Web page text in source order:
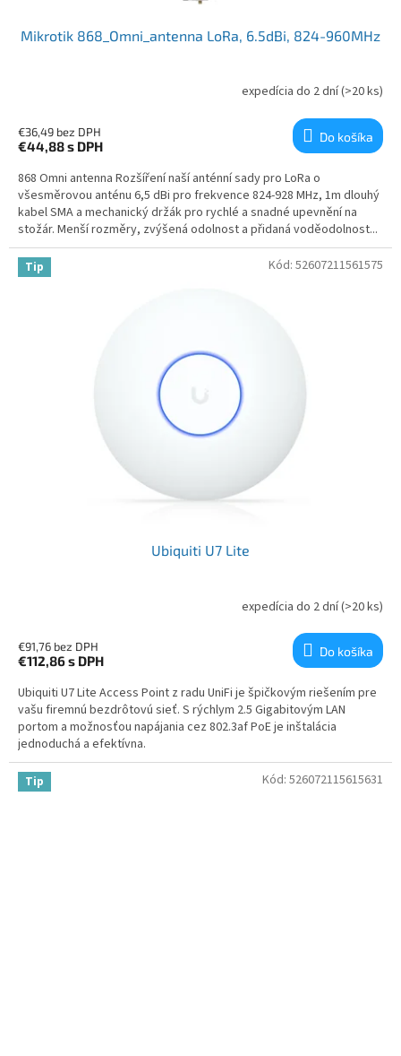
Mikrotik 868_Omni_antenna LoRa, 6.5dBi, 824-960MHz
expedícia do 2 dní(>20 ks)
€36,49 bez DPH
€44,88s DPH
Do košíka
868 Omni antenna Rozšíření naší anténní sady pro LoRa o
všesměrovou anténu 6,5 dBi pro frekvence 824-928 MHz, 1m dlouhý
kabel SMA a mechanický držák pro rychlé a snadné upevnění na
stožár. Menší rozměry, zvýšená odolnost a přidaná voděodolnost...
Tip
Ubiquiti U7 Lite
expedícia do 2 dní(>20 ks)
€91,76 bez DPH
€112,86s DPH
Do košíka
Ubiquiti U7 Lite Access Point z radu UniFi je špičkovým riešením pre
vašu firemnú bezdrôtovú sieť. S rýchlym 2.5 Gigabitovým LAN
portom a možnosťou napájania cez 802.3af PoE je inštalácia
jednoduchá a efektívna.
Kód: 52607211561575
Tip Kód: 526072115615631